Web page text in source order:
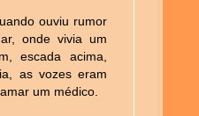
ouviu rumor
onde vivia um
escada acima,
as vozes eram
um médico.